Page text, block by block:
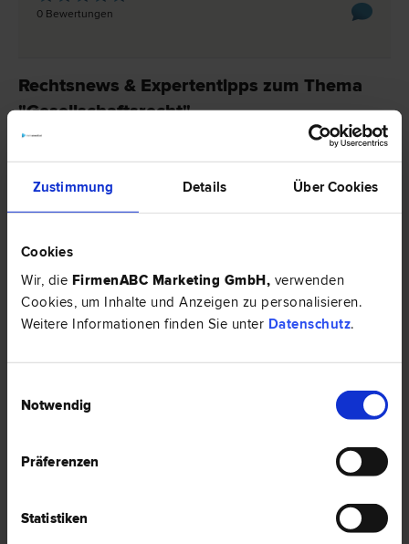
Zustimmung Details Über Cookies
Cookies
Wir, die FirmenABC Marketing GmbH, verwenden
Cookies, um Inhalte und Anzeigen zu personalisieren.
Weitere Informationen finden Sie unter Datenschutz.
Notwendig
Präferenzen
Statistiken
0 Bewertungen
Rechtsnews & Expertentipps zum Thema
"Gesellschaftsrecht"
Kapitalgesellschaft
Start-Ups befriedigen. Eine erste Einschätzung, ob das gelingen wird, gibt
es hier: